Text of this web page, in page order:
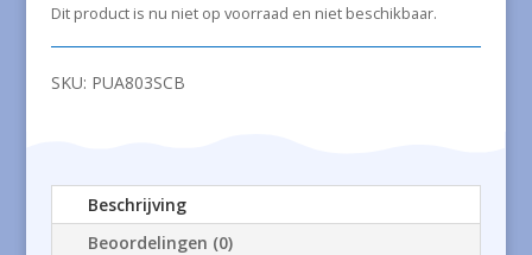
Dit product is nu niet op voorraad en niet beschikbaar.
SKU: PUA803SCB
Beschrijving
Beoordelingen (0)